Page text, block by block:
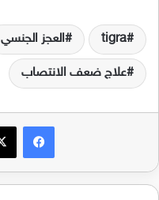
tigra العجز الجنسي
علاج ضعف الانتصاب
فيسبوك